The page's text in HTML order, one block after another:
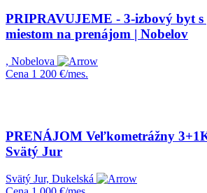
PRIPRAVUJEME - 3-izbový byt
miestom na prenájom | Nobelov
, Nobelova
Cena 1 200 €/mes.
PRENÁJOM Veľkometrážny
Svätý Jur
Svätý Jur, Dukelská